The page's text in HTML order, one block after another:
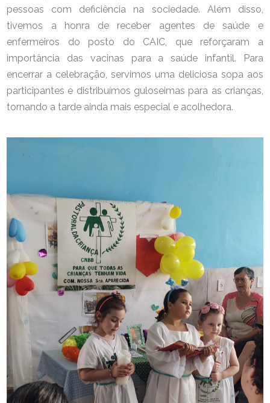
pessoas com deficiência na sociedade. Além disso,
tivemos a honra de receber agentes de saúde e
enfermeiros do posto do CAIC, que reforçaram a
importância das vacinas para a saúde infantil. Para
encerrar a celebração, servimos uma deliciosa sopa aos
participantes e distribuímos guloseimas para as crianças,
tornando a tarde ainda mais especial e acolhedora.